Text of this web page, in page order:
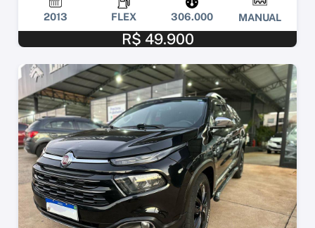
2013 FLEX 306.000 MANUAL
R$ 49.900